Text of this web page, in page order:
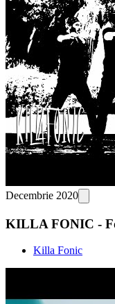
Decembrie 2020
KILLA FONIC -
Killa Fonic